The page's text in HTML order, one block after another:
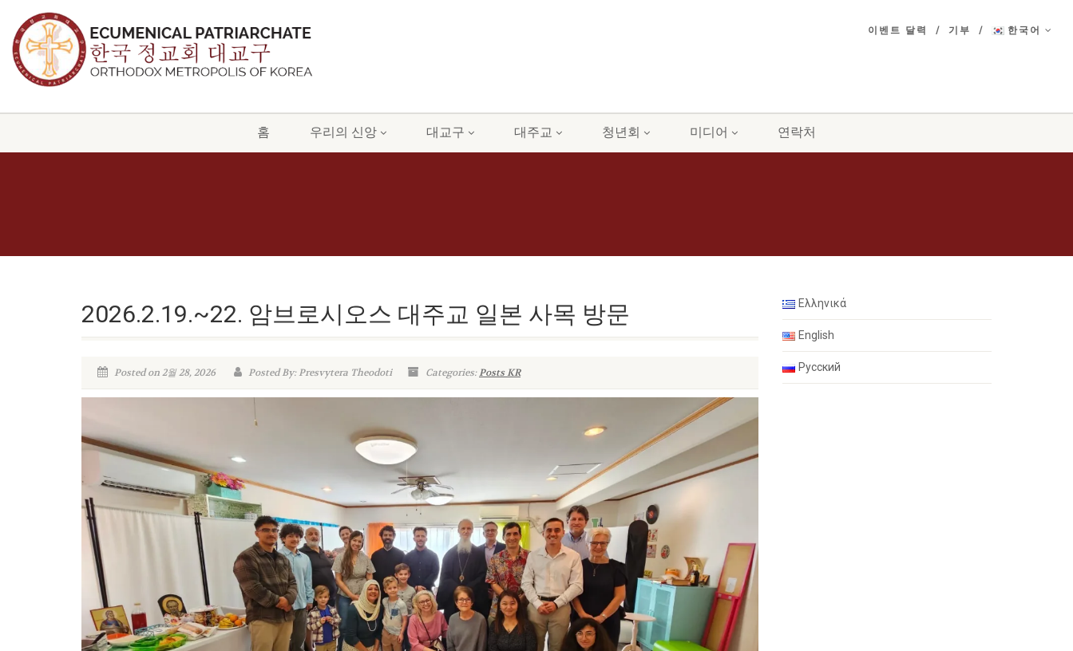
이벤트 달력 기부 한국어
홈 우리의 신앙 대교구 대주교 청년회 미디어 연락처
2026.2.19.~22. 암브로시오스 대주교 일본 사목 방문
Posted on 2월 28, 2026 Posted By: Presvytera Theodoti Categories:Posts KR
Ελληνικά
English
Русский